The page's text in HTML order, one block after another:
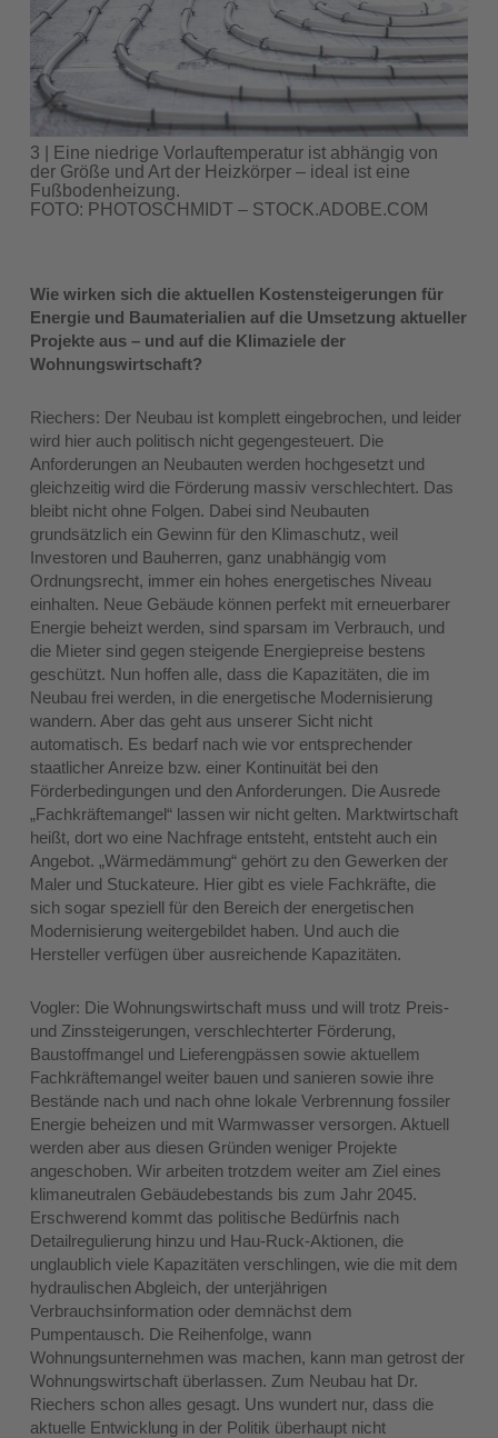
3 | Eine niedrige Vorlauftemperatur ist abhängig von
der Größe und Art der Heizkörper – ideal ist eine
Fußbodenheizung.
FOTO: PHOTOSCHMIDT – STOCK.ADOBE.COM
Wie wirken sich die aktuellen Kostensteigerungen für
Energie und Baumaterialien auf die Umsetzung aktueller
Projekte aus – und auf die Klimaziele der
Wohnungswirtschaft?
Riechers: Der Neubau ist komplett eingebrochen, und leider
wird hier auch politisch nicht gegengesteuert. Die
Anforderungen an Neubauten werden hochgesetzt und
gleichzeitig wird die Förderung massiv verschlechtert. Das
bleibt nicht ohne Folgen. Dabei sind Neubauten
grundsätzlich ein Gewinn für den Klimaschutz, weil
Investoren und Bauherren, ganz unabhängig vom
Ordnungsrecht, immer ein hohes energetisches Niveau
einhalten. Neue Gebäude können perfekt mit erneuerbarer
Energie beheizt werden, sind sparsam im Verbrauch, und
die Mieter sind gegen steigende Energiepreise bestens
geschützt. Nun hoffen alle, dass die Kapazitäten, die im
Neubau frei werden, in die energetische Modernisierung
wandern. Aber das geht aus unserer Sicht nicht
automatisch. Es bedarf nach wie vor entsprechender
staatlicher Anreize bzw. einer Kontinuität bei den
Förderbedingungen und den Anforderungen. Die Ausrede
„Fachkräftemangel“ lassen wir nicht gelten. Marktwirtschaft
heißt, dort wo eine Nachfrage entsteht, entsteht auch ein
Angebot. „Wärmedämmung“ gehört zu den Gewerken der
Maler und Stuckateure. Hier gibt es viele Fachkräfte, die
sich sogar speziell für den Bereich der energetischen
Modernisierung weitergebildet haben. Und auch die
Hersteller verfügen über ausreichende Kapazitäten.
Vogler: Die Wohnungswirtschaft muss und will trotz Preis-
und Zinssteigerungen, verschlechterter Förderung,
Baustoffmangel und Lieferengpässen sowie aktuellem
Fachkräftemangel weiter bauen und sanieren sowie ihre
Bestände nach und nach ohne lokale Verbrennung fossiler
Energie beheizen und mit Warmwasser versorgen. Aktuell
werden aber aus diesen Gründen weniger Projekte
angeschoben. Wir arbeiten trotzdem weiter am Ziel eines
klimaneutralen Gebäudebestands bis zum Jahr 2045.
Erschwerend kommt das politische Bedürfnis nach
Detailregulierung hinzu und Hau-Ruck-Aktionen, die
unglaublich viele Kapazitäten verschlingen, wie die mit dem
hydraulischen Abgleich, der unterjährigen
Verbrauchsinformation oder demnächst dem
Pumpentausch. Die Reihenfolge, wann
Wohnungsunternehmen was machen, kann man getrost der
Wohnungswirtschaft überlassen. Zum Neubau hat Dr.
Riechers schon alles gesagt. Uns wundert nur, dass die
aktuelle Entwicklung in der Politik überhaupt nicht